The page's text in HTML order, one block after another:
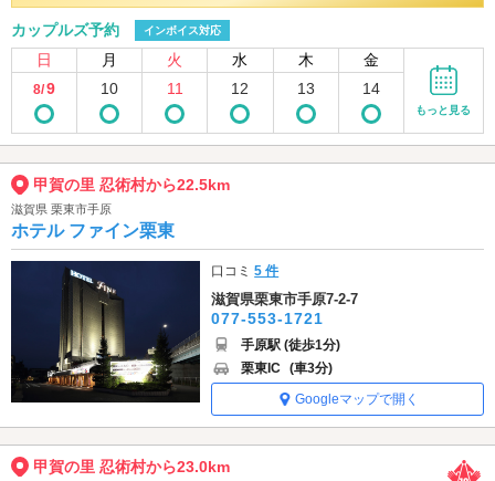
カップルズ予約 インボイス対応
日 月 火 水 木 金
8/9 10 11 12 13 14
もっと見る
甲賀の里 忍術村から22.5km
滋賀県 栗東市手原
ホテル ファイン栗東
口コミ5 件
滋賀県栗東市手原7-2-7
077-553-1721
手原駅 (徒歩1分)
栗東IC (車3分)
Googleマップで開く
甲賀の里 忍術村から23.0km